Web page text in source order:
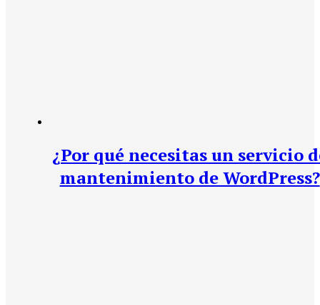
¿Por qué necesitas un servicio
mantenimiento de WordPress?